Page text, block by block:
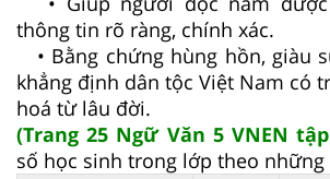
thông tin rõ ràng, chính xác.
• Bằng chứng hùng hồn, giàu
khẳng định dân tộc Việt Nam có
hoá từ lâu đời.
(Trang 25 Ngữ Văn 5 VNEN
số học sinh trong lớp theo những